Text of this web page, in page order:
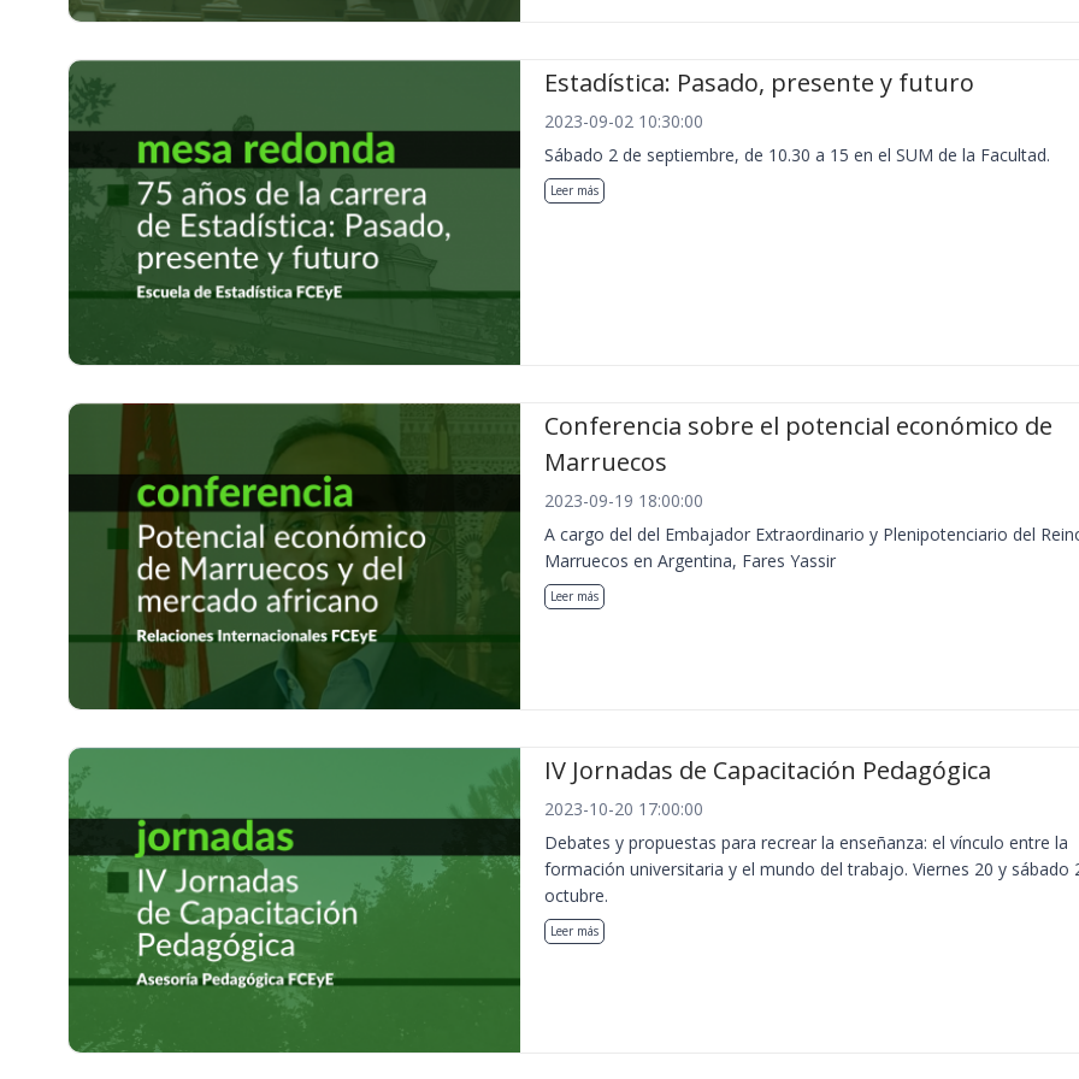
Estadística: Pasado, presente y futuro
2023-09-02 10:30:00
Sábado 2 de septiembre, de 10.30 a 15 en el SUM de la Facultad.
Leer más
Conferencia sobre el potencial económico de
Marruecos
2023-09-19 18:00:00
A cargo del del Embajador Extraordinario y Plenipotenciario del
Marruecos en Argentina, Fares Yassir
Leer más
IV Jornadas de Capacitación Pedagógica
2023-10-20 17:00:00
Debates y propuestas para recrear la enseñanza: el vínculo entre la
formación universitaria y el mundo del trabajo. Viernes 20 y sábado
octubre.
Leer más